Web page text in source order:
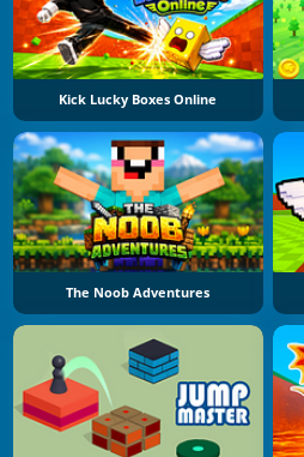
Kick Lucky Boxes Online
The Noob Adventures